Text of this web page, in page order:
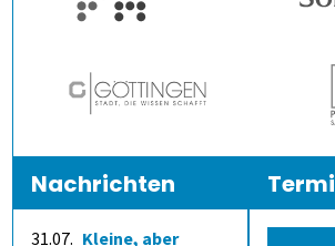
Nachrichten
31.07. Kleine, aber